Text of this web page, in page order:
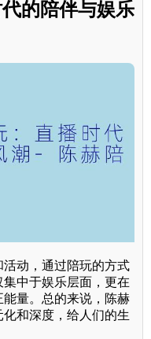
的陪伴与娱乐
动，通过陪玩的方式
中于娱乐层面，更在
量。总的来说，陈赫
和深度，给人们的生